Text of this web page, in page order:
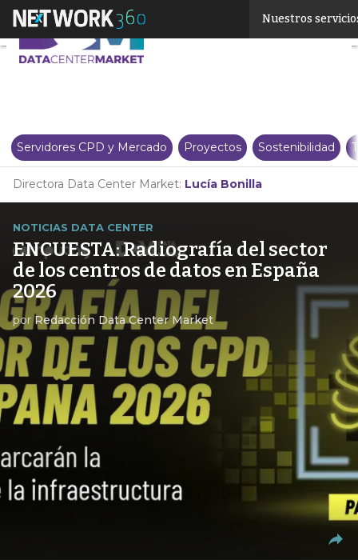
Nuestros
Servidores CPD y Mercado Proyectos Sostenibilidad
Directora Data Center Market: Lucía Bonilla
NOTICIAS DATA CENTER
ENCUESTA: Radiografía del sector
de los centros de datos en España
2026
porRedacción Data Center Market